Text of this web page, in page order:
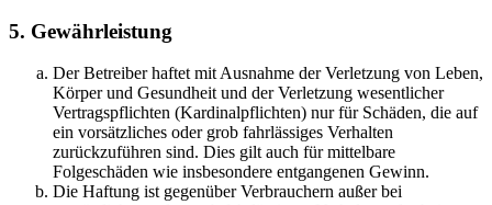
5. Gewährleistung
Der Betreiber haftet mit Ausnahme der Verletzung von Leben,
Körper und Gesundheit und der Verletzung wesentlicher
Vertragspflichten (Kardinalpflichten) nur für Schäden, die auf
ein vorsätzliches oder grob fahrlässiges Verhalten
zurückzuführen sind. Dies gilt auch für mittelbare
Folgeschäden wie insbesondere entgangenen Gewinn.
Die Haftung ist gegenüber Verbrauchern außer bei